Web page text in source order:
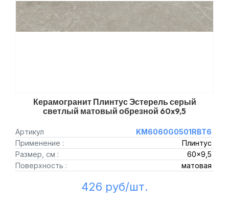
Керамогранит Плинтус Эстерель серый
светлый матовый обрезной 60x9,5
Артикул
KM6060G0501RBT6
Применение :
Плинтус
Размер, см :
60x9,5
Поверхность :
матовая
426 руб/шт.